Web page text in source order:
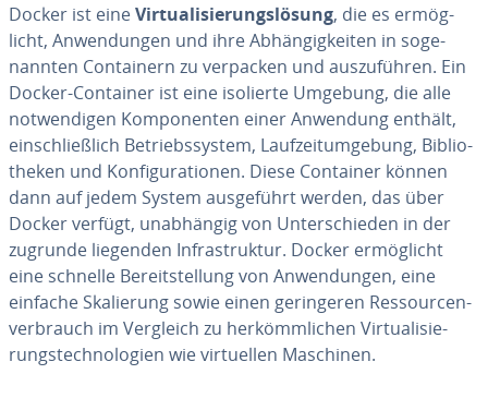
Docker ist eineVir­tua­li­sie­rungs­lö­sung, die es er­mög­
licht, An­wen­dun­gen und ihre Ab­hän­gig­kei­ten in so­ge­
nann­ten Con­tai­nern zu verpacken und aus­zu­füh­ren. Ein
Docker-Container ist eine isolierte Umgebung, die alle
not­wen­di­gen Kom­po­nen­ten einer Anwendung enthält,
ein­schließ­lich Be­triebs­sys­tem, Lauf­zeit­um­ge­bung, Bi­blio­
the­ken und Kon­fi­gu­ra­tio­nen. Diese Container können
dann auf jedem System aus­ge­führt werden, das über
Docker verfügt, un­ab­hän­gig von Un­ter­schie­den in der
zugrunde liegenden In­fra­struk­tur. Docker er­mög­licht
eine schnelle Be­reit­stel­lung von An­wen­dun­gen, eine
einfache Ska­lie­rung sowie einen ge­rin­ge­ren Res­sour­cen­
ver­brauch im Vergleich zu her­kömm­li­chen Vir­tua­li­sie­
rungs­tech­no­lo­gien wie vir­tu­el­len Maschinen.